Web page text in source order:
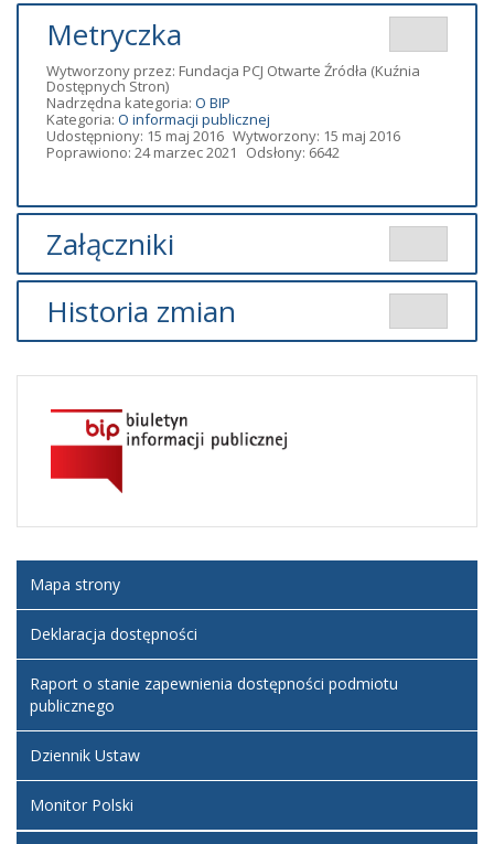
Metryczka
Wytworzony przez: Fundacja PCJ Otwarte Źródła (Kuźnia
Dostępnych Stron)
Nadrzędna kategoria: O BIP
Kategoria: O informacji publicznej
Udostępniony: 15 maj 2016 Wytworzony: 15 maj 2016
Poprawiono: 24 marzec 2021
Odsłony: 6642
Załączniki
Brak załączników.
Historia zmian
został
zmieniony.
marzec 2021
14:22
Mapa strony
Deklaracja dostępności
Raport o stanie zapewnienia dostępności podmiotu
publicznego
Dziennik Ustaw
Monitor Polski